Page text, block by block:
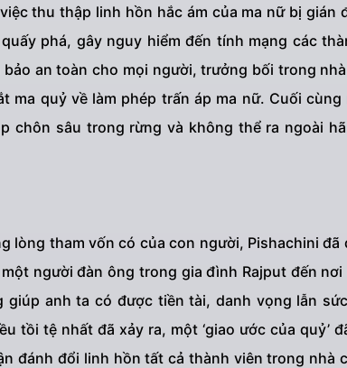
thu thập linh hồn hắc ám của ma nữ bị gián
phá, gây nguy hiểm đến tính mạng các
bảo an toàn cho mọi người, trưởng bối trong
ma quỷ về làm phép trấn áp ma nữ. Cuối
chôn sâu trong rừng và không thể ra ngoài
lòng tham vốn có của con người, Pishachini
người đàn ông trong gia đình Rajput đến
giúp anh ta có được tiền tài, danh vọng lẫn
tồi tệ nhất đã xảy ra, một ‘giao ước của quỷ’
đánh đổi linh hồn tất cả thành viên trong nhà